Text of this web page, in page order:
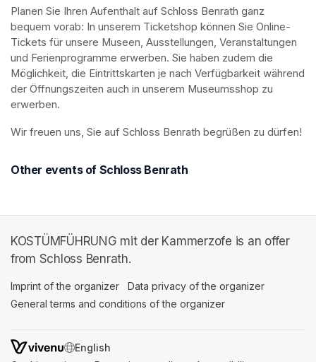
Planen Sie Ihren Aufenthalt auf Schloss Benrath ganz
bequem vorab: In unserem Ticketshop können Sie Online-
Tickets für unsere Museen, Ausstellungen, Veranstaltungen
und Ferienprogramme erwerben. Sie haben zudem die
Möglichkeit, die Eintrittskarten je nach Verfügbarkeit während
der Öffnungszeiten auch in unserem Museumsshop zu
erwerben.
Wir freuen uns, Sie auf Schloss Benrath begrüßen zu dürfen!
Other events of Schloss Benrath
KOSTÜMFÜHRUNG mit der Kammerzofe is an offer
from Schloss Benrath.
Imprint of the organizer (opens in a new tab)
Data privacy of the organizer
General terms and conditions of the organizer
SWITCH LANGUAGE